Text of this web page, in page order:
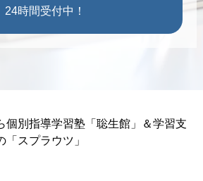
24時間受付中！
個別指導学習塾「聡生館」＆学習支
スプラウツ」